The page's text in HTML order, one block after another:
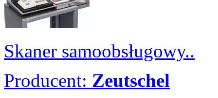
Skaner samoobsługowy..
Producent: Zeutschel